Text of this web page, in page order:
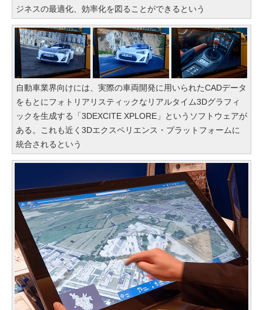
ジネスの最適化、効率化を図ることができるという
自動車業界向けには、実際の車両開発に用いられたCADデータ
をもとにフォトリアリスティックなリアルタイム3Dグラフィ
ックを生成する「3DEXCITE XPLORE」というソフトウェアが
ある。これも近く3Dエクスペリエンス・プラットフォームに
統合されるという